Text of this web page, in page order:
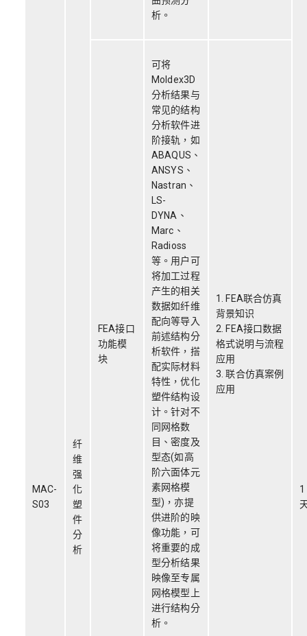
MAC-
S03
纤
维
强
化
塑
件
分
析
析。
1
FEA接口
功能模
块
可将
Moldex3D
分析结果与
常见的结构
分析软件进
阶接轨，如
ABAQUS、
ANSYS、
Nastran、
LS-
DYNA、
Marc、
Radioss
等。用户可
将加工过程
产生的相关
数据如纤维
配向等导入
前述结构分
析软件，搭
配实际材料
特性，优化
塑件结构设
计。针对不
同网格数
目、密度及
型态(如高
阶六面体元
素网格模
型)，亦提
供进阶的映
像功能，可
将重要的成
型分析结果
映像至专属
网格模型上
进行结构分
析。
1. FEA联合仿真
背景知识
2. FEA接口数据
格式说明与流程
应用
3. 联合仿真案例
应用